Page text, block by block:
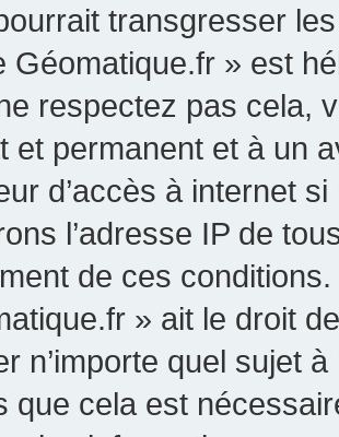
transgresser
Géomatique.fr » est
respectez pas cela,
et permanent et à un
d’accès à internet
l’adresse IP de
de ces
» ait le droit
n’importe quel sujet
que cela est